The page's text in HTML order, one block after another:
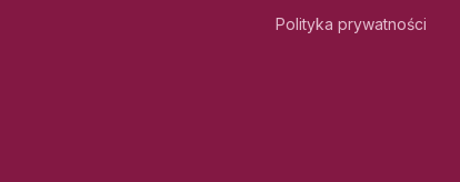
Polityka prywatności